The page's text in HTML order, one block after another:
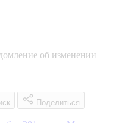
об изменении
Поделиться